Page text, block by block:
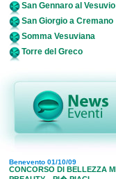
San Gennaro al Vesuvio
San Giorgio a Cremano
Somma Vesuviana
Torre del Greco